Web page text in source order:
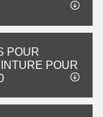
POUR
POUR